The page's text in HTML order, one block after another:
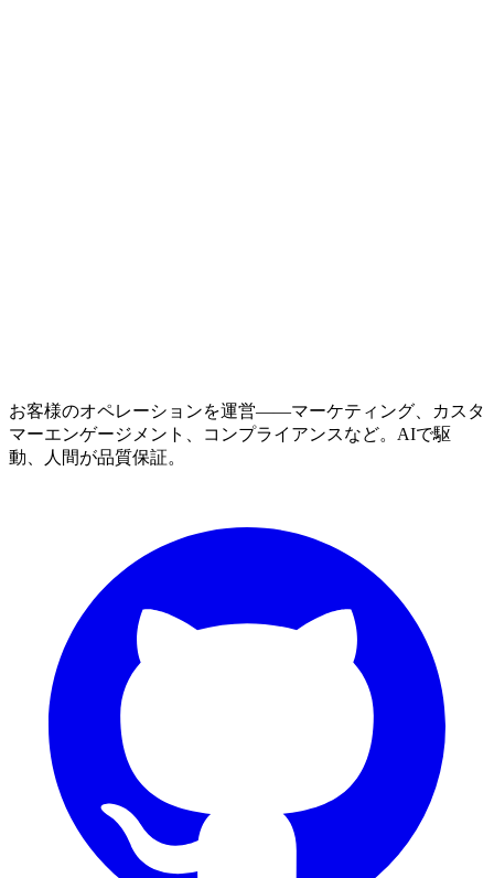
お客様のオペレーションを運営——マーケティング、カスタ
マーエンゲージメント、コンプライアンスなど。AIで駆
動、人間が品質保証。